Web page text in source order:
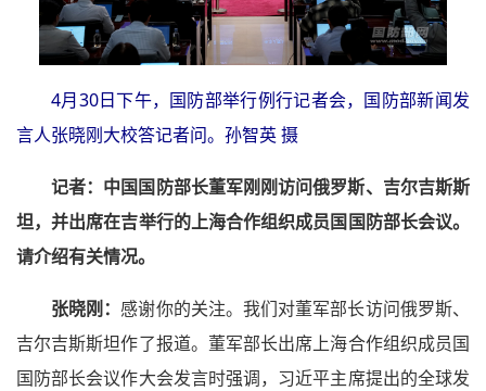
4月30日下午，国防部举行例行记者会，国防部新闻发
言人张晓刚大校答记者问。孙智英 摄
记者： 中国国防部长董军刚刚访问俄罗斯、吉尔吉斯斯
坦，并出席在吉举行的上海合作组织成员国国防部长会议。
请介绍有关情况。
张晓刚：感谢你的关注。我们对董军部长访问俄罗斯、
吉尔吉斯斯坦作了报道。董军部长出席上海合作组织成员国
国防部长会议作大会发言时强调，习近平主席提出的全球发